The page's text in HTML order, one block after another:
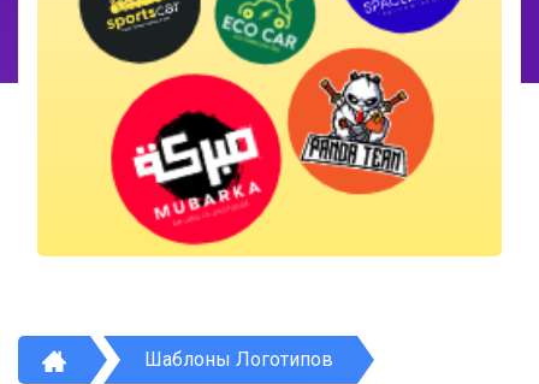
Шаблоны Логотипов